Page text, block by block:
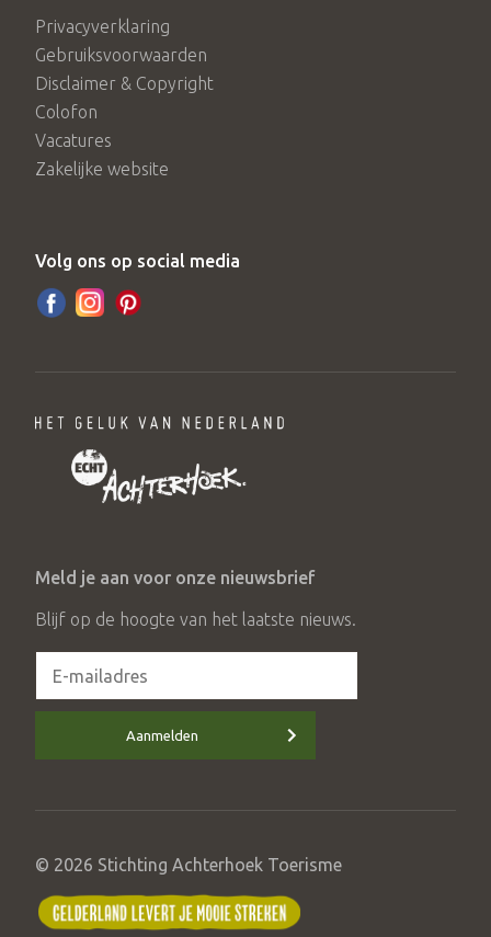
Privacyverklaring
Gebruiksvoorwaarden
Disclaimer & Copyright
Colofon
Vacatures
Zakelijke website
Volg ons op social media
Meld je aan voor onze nieuwsbrief
Blijf op de hoogte van het laatste nieuws.
Aanmelden
© 2026 Stichting Achterhoek Toerisme